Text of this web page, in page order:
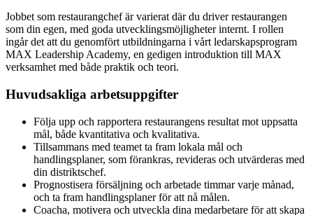
Jobbet som restaurangchef är varierat där du driver restaurangen
som din egen, med goda utvecklingsmöjligheter internt. I rollen
ingår det att du genomfört utbildningarna i vårt ledarskapsprogram
MAX Leadership Academy, en gedigen introduktion till MAX
verksamhet med både praktik och teori.
Huvudsakliga arbetsuppgifter
Följa upp och rapportera restaurangens resultat mot uppsatta
mål, både kvantitativa och kvalitativa.
Tillsammans med teamet ta fram lokala mål och
handlingsplaner, som förankras, revideras och utvärderas med
din distriktschef.
Prognostisera försäljning och arbetade timmar varje månad,
och ta fram handlingsplaner för att nå målen.
Coacha, motivera och utveckla dina medarbetare för att skapa